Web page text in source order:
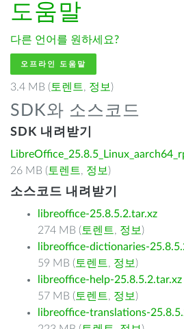
도움말
다른 언어를 원하세요?
오프라인 도움말
3.4 MB ( 토렌트, 정보 )
SDK와 소스코드
SDK 내려받기
26 MB ( 토렌트, 정보 )
소스코드 내려받기
libreoffice-25.8.5.2.tar.xz
274 MB ( 토렌트, 정보 )
libreoffice-dictionaries-
59 MB ( 토렌트, 정보 )
libreoffice-help-25.8.5.2.tar.xz
57 MB ( 토렌트, 정보 )
libreoffice-translations-